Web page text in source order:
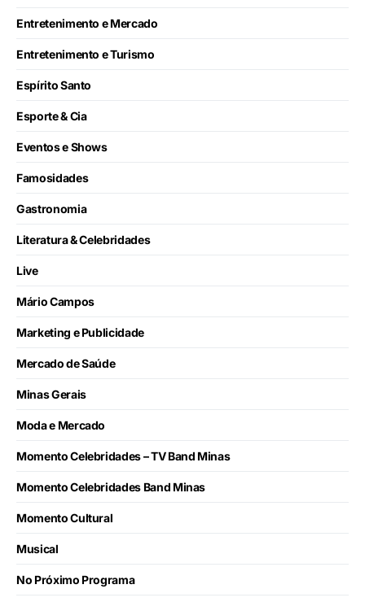
Entretenimento e Mercado
Entretenimento e Turismo
Espírito Santo
Esporte & Cia
Eventos e Shows
Famosidades
Gastronomia
Literatura & Celebridades
Live
Mário Campos
Marketing e Publicidade
Mercado de Saúde
Minas Gerais
Moda e Mercado
Momento Celebridades – TV Band Minas
Momento Celebridades Band Minas
Momento Cultural
Musical
No Próximo Programa